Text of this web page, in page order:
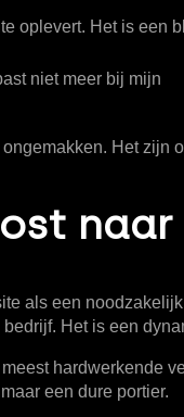
oplevert. Het is een
niet meer bij mijn
Het zijn
als een
Het is een
hardwerkende
een dure portier.